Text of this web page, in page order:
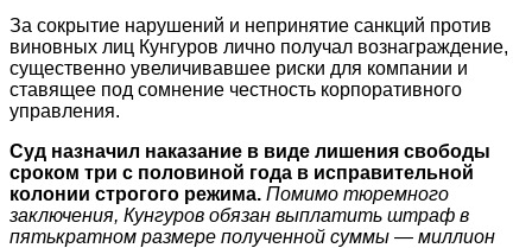
За сокрытие нарушений и непринятие санкций против
виновных лиц Кунгуров лично получал вознаграждение,
существенно увеличивавшее риски для компании и
ставящее под сомнение честность корпоративного
управления.
Суд назначил наказание в виде лишения свободы
сроком три с половиной года в исправительной
колонии строгого режима. Помимо тюремного
заключения, Кунгуров обязан выплатить штраф в
пятькратном размере полученной суммы — миллион